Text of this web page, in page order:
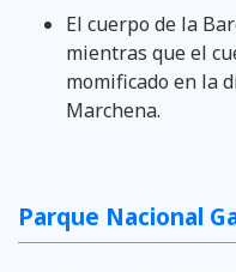
El cuerpo de la
mientras que el
momificado en la
Marchena.
Parque Nacional